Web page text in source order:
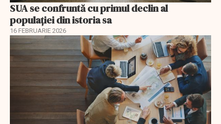
SUA se confruntă cu primul declin al
populației din istoria sa
16 FEBRUARIE 2026